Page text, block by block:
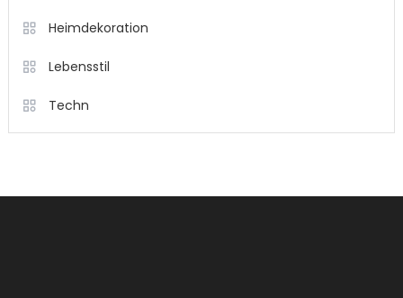
Heimdekoration
Lebensstil
Techn